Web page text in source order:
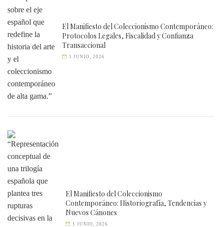
El Manifiesto del Coleccionismo Contemporáneo:
Protocolos Legales, Fiscalidad y Confianza
Transaccional
1 JUNIO, 2026
El Manifiesto del Coleccionismo
Contemporáneo: Historiografía, Tendencias y
Nuevos Cánones
1 JUNIO, 2026